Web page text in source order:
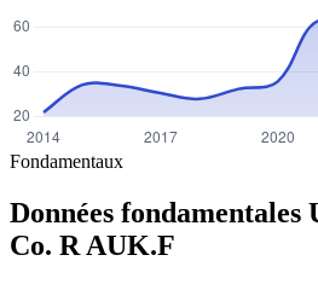
Fondamentaux
Données
Co. R AUK.F